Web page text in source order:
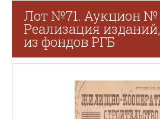
Лот №71. Аукцион №
Реализация
из фондов РГБ